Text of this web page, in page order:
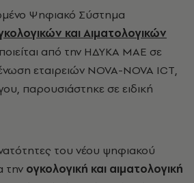
Ψηφιακό Σύστημα
και Αιματολογικών
από την ΗΔΥΚΑ ΜΑΕ σε
εταιρειών NOVA-NOVA ICT,
παρουσιάστηκε σε ειδική
του νέου ψηφιακού
την ογκολογική και αιματολογική